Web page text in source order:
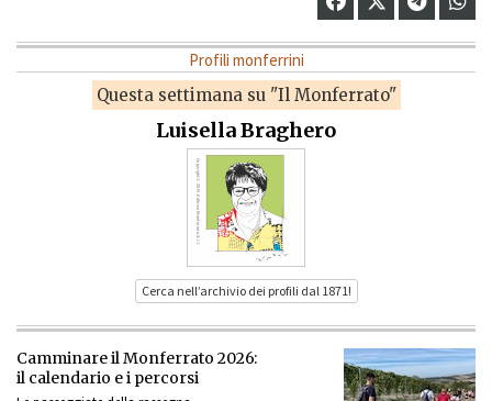
Profili monferrini
Questa settimana su "Il Monferrato"
Luisella Braghero
Cerca nell’archivio dei profili dal 1871!
Camminare il Monferrato 2026:
il calendario e i percorsi